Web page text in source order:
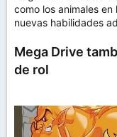
como los animales
nuevas habilidades
Mega Drive
de rol